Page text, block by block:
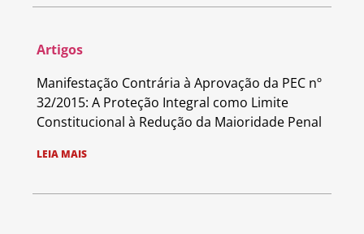
Artigos
Manifestação Contrária à Aprovação da PEC nº
32/2015: A Proteção Integral como Limite
Constitucional à Redução da Maioridade Penal
LEIA MAIS